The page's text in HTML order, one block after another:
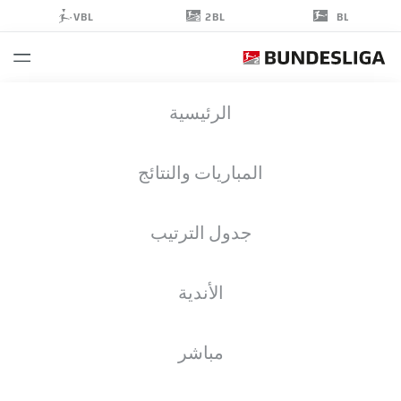
BL
2BL
VBL
الرئيسية
المباريات والنتائج
جدول الترتيب
الأندية
مباشر
EINTRACHT BRAUNSCHWEIG